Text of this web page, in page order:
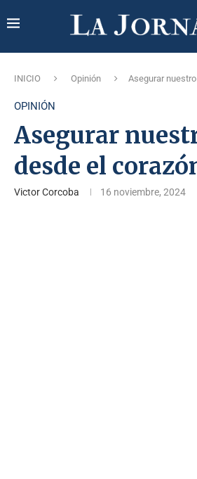
INICIO Opinión Asegurar
OPINIÓN
Asegurar
desde el
Victor Corcoba 16 noviembre, 2024